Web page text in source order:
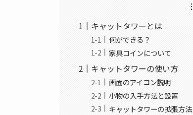
キャットタワーとは
何ができる？
家具コインについて
キャットタワーの使い方
画面のアイコン説明
小物の入手方法と設置
キャットタワーの拡張方法